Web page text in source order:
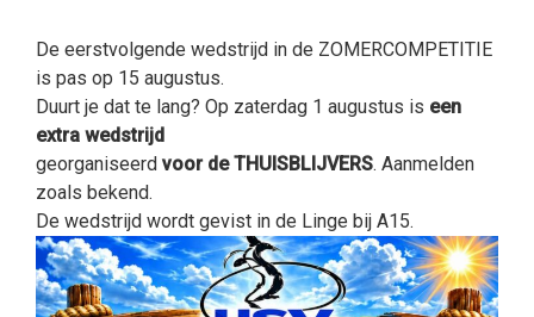
De eerstvolgende wedstrijd in de ZOMERCOMPETITIE
is pas op 15 augustus.
Duurt je dat te lang? Op zaterdag 1 augustus is een
extra wedstrijd
georganiseerd voor de THUISBLIJVERS. Aanmelden
zoals bekend.
De wedstrijd wordt gevist in de Linge bij A15.